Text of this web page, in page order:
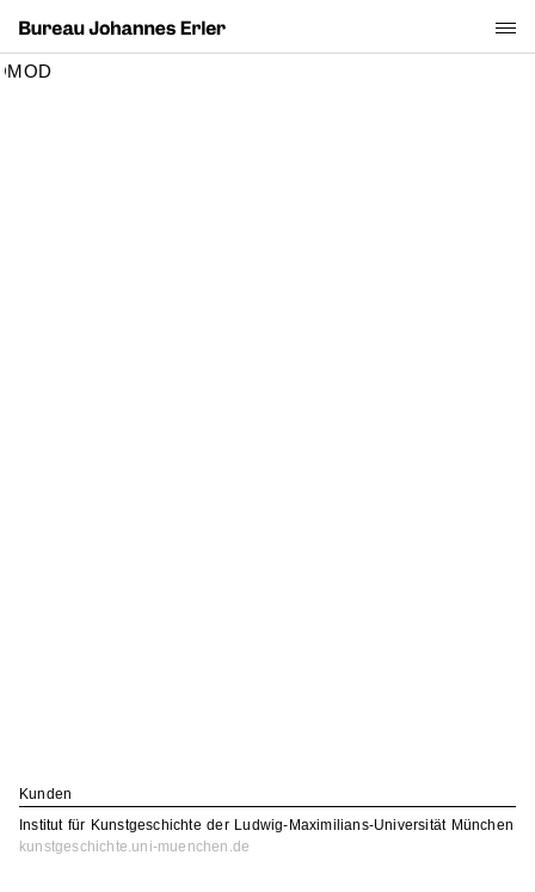
Kunden
Institut für Kunstgeschichte der Ludwig-Maximilians-Universität München
kunstgeschichte.uni-muenchen.de